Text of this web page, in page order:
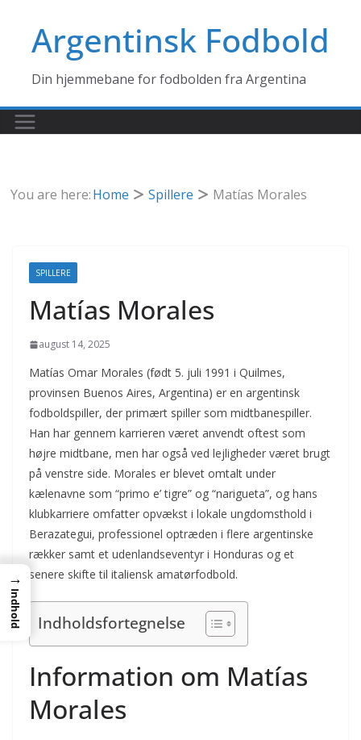
contentArgentinsk Fodbold
Din hjemmebane for fodbolden fra Argentina
You are here:Home Spillere Matías Morales
SPILLERE
Matías Morales
august 14, 2025
Matías Omar Morales (født 5. juli 1991 i Quilmes,
provinsen Buenos Aires, Argentina) er en argentinsk
fodboldspiller, der primært spiller som midtbanespiller.
Han har gennem karrieren været anvendt oftest som
højre midtbane, men har også ved lejligheder været brugt
på venstre side. Morales er blevet omtalt under
kælenavne som “primo e’ tigre” og “narigueta”, og hans
klubkarriere omfatter opvækst i lokale ungdomsthold i
Berazategui, professionel optræden i flere argentinske
rækker samt et udenlandseventyr i Honduras og et
senere skifte til italiensk amatørfodbold.
Indholdsfortegnelse
Information om Matías
Morales
→
Indhold